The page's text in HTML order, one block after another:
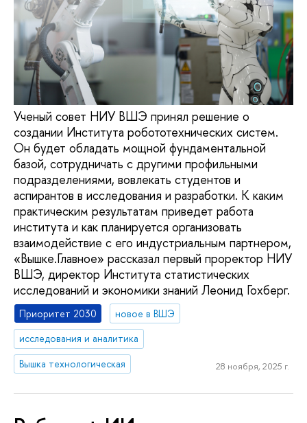
Ученый совет НИУ ВШЭ принял решение о
создании Института робототехнических систем.
Он будет обладать мощной фундаментальной
базой, сотрудничать с другими профильными
подразделениями, вовлекать студентов и
аспирантов в исследования и разработки. К каким
практическим результатам приведет работа
института и как планируется организовать
взаимодействие с его индустриальным партнером,
«Вышке.Главное» рассказал первый проректор НИУ
ВШЭ, директор Института статистических
исследований и экономики знаний Леонид Гохберг.
Приоритет 2030
новое в ВШЭ
исследования и аналитика
Вышка технологическая
28 ноября, 2025 г.